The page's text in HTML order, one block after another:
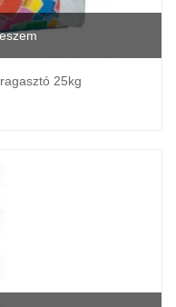
25kg